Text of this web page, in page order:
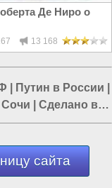
Де Ниро о
13 168
Путин в России
Сочи
Сделано в
сайта